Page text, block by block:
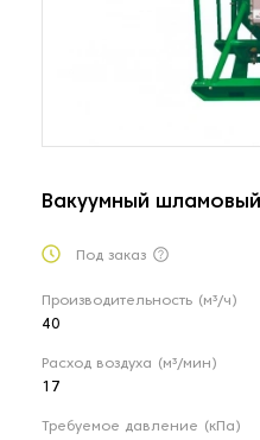
Вакуумный шламовый
Под заказ
Производительность (м³/ч)
40
Расход воздуха (м³/мин)
17
Требуемое давление (кПа)